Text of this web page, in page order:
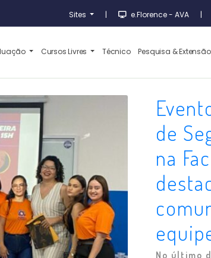
Sites | e.Florence - AVA |
Cursos Livres Técnico Pesquisa & Extensão
de
na
No último